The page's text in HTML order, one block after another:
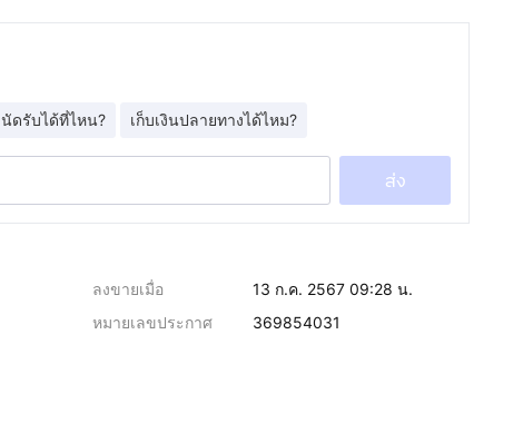
นัดรับได้ที่ไหน? เก็บเงินปลายทางได้ไหม?
ส่ง
ลงขายเมื่อ
13 ก.ค. 2567 09:28 น.
หมายเลขประกาศ 369854031